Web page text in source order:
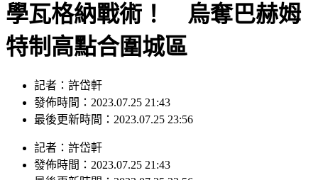
學瓦格納戰術！ 烏奪巴赫姆
特制高點合圍城區
記者：許岱軒
發佈時間：2023.07.25 21:43
最後更新時間：2023.07.25 23:56
記者 ： 許岱軒
發佈時間： 2023.07.25 21:43